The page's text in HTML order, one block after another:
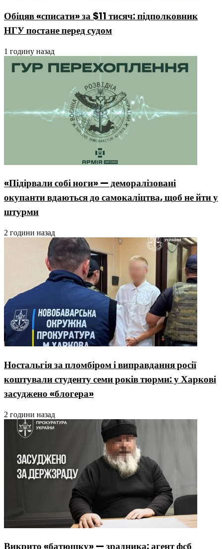
Обіцяв «списати» за $11 тисяч: підполковник
НГУ постане перед судом
1 годину назад
«Підірвали собі ноги» — деморалізовані
окупанти вдаються до самокаліцтва, щоб не йти у
штурми
2 години назад
Ностальгія за пломбіром і виправдання росії
коштували студенту семи років тюрми: у Харкові
засуджено «блогера»
2 години назад